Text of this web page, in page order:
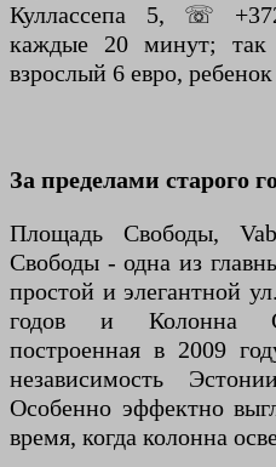
Куллассепа 5, ☏
каждые 20 минут; так
взрослый 6 евро,
За пределами старого
Площадь Свободы,
Свободы - одна из
простой и элегантной
годов и Колонна
построенная в 2009
независимость
Особенно эффектно
время, когда колонна